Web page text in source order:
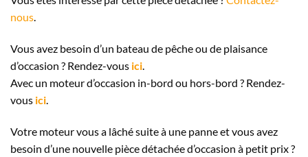
nous.
Vous avez besoin d’un bateau de pêche ou de plaisance
d’occasion ? Rendez-vous ici
Avec un moteur d’occasion in-bord ou hors-bord ? Rendez-
vous ici
Votre moteur vous a lâché suite à une panne et vous avez
besoin d’une nouvelle pièce détachée d’occasion à petit prix ?